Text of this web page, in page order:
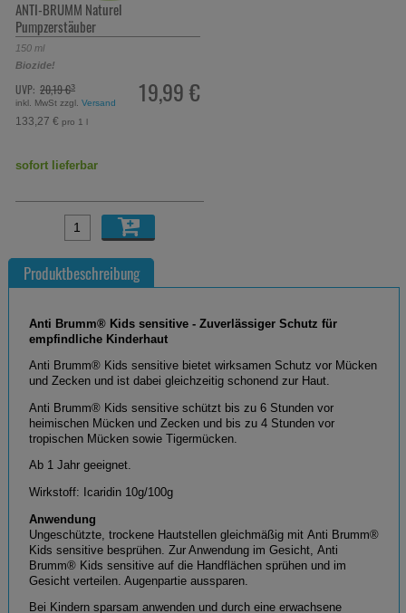
ANTI-BRUMM Naturel
Pumpzerstäuber
150 ml
Biozide!
19,99 €
UVP: 20,19 €³
inkl. MwSt zzgl.Versand
133,27 € pro 1 l
sofort lieferbar
Produktbeschreibung
Anti Brumm® Kids sensitive - Zuverlässiger Schutz für
empfindliche Kinderhaut
Anti Brumm® Kids sensitive bietet wirksamen Schutz vor Mücken
und Zecken und ist dabei gleichzeitig schonend zur Haut.
Anti Brumm® Kids sensitive schützt bis zu 6 Stunden vor
heimischen Mücken und Zecken und bis zu 4 Stunden vor
tropischen Mücken sowie Tigermücken.
Ab 1 Jahr geeignet.
Wirkstoff: Icaridin 10g/100g
Anwendung
Ungeschützte, trockene Hautstellen gleichmäßig mit Anti Brumm®
Kids sensitive besprühen. Zur Anwendung im Gesicht, Anti
Brumm® Kids sensitive auf die Handflächen sprühen und im
Gesicht verteilen. Augenpartie aussparen.
Bei Kindern sparsam anwenden und durch eine erwachsene